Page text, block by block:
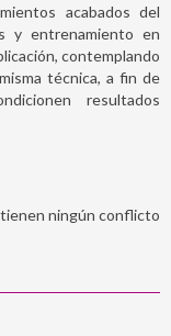
acabados del
y entrenamiento en
contemplando
técnica, a fin de
resultados
ningún conflicto